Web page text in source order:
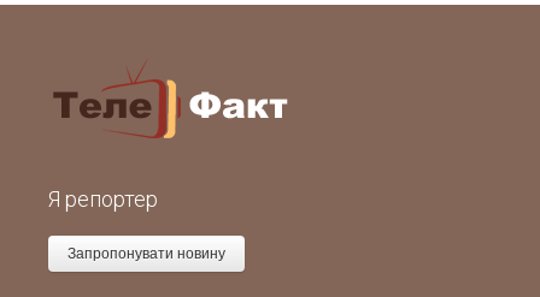
Я репортер
Запропонувати новину